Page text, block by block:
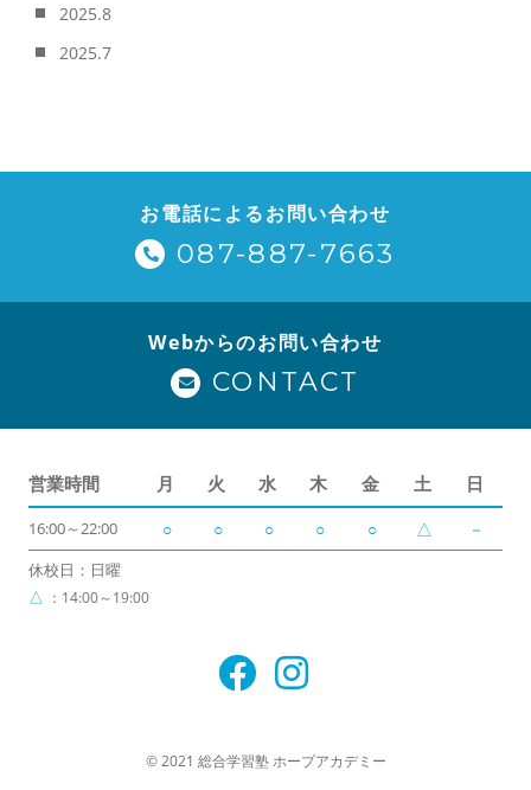
2025.8
2025.7
お電話によるお問い合わせ
087-887-7663
Webからのお問い合わせ
CONTACT
営業時間 月 火 水 木 金 土 日
16:00～22:00 ○ ○ ○ ○ ○ △ －
休校日：日曜
△ ：14:00～19:00
© 2021 総合学習塾 ホープアカデミー